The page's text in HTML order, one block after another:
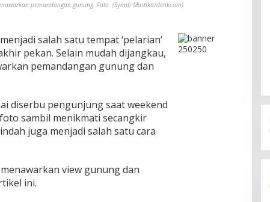
pemandangan gunung. Foto: (Syanti Mustika/detikcom)
salah satu tempat ‘pelarian’
pekan. Selain mudah dijangkau,
pemandangan gunung dan
diserbu pengunjung saat weekend
sambil menikmati secangkir
juga menjadi salah satu cara
view gunung dan
ini.